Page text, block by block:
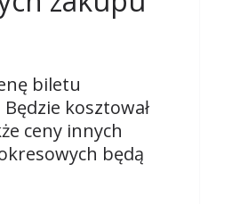
biletu
kosztował
ceny innych
będą